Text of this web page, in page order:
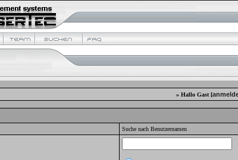
» Hallo Gast [
Suche nach Benutzernamen